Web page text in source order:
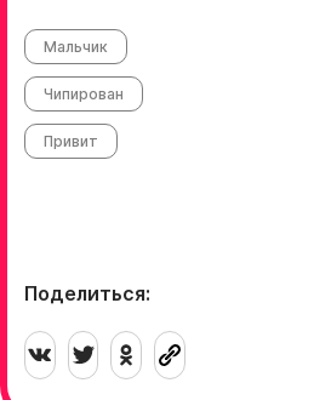
Мальчик
Чипирован
Привит
Поделиться: